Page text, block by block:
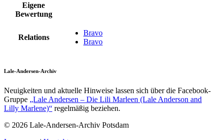
Eigene
Bewertung
Relations
Bravo
Bravo
Lale-Andersen-Archiv
Neuigkeiten und aktuelle Hinweise lassen sich über die Facebook-
Gruppe „Lale Andersen – Die Lili Marleen (Lale Anderson and
Lilly Marlene)“ regelmäßig beziehen.
© 2026 Lale-Andersen-Archiv Potsdam